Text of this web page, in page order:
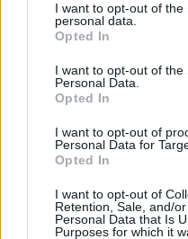
not limited to your visit or
grant or deny consent to
use your data for below
consent section.
I want to opt-out of the
personal data.
Opted In
I want to opt-out of the
Personal Data.
Opted In
I want to opt-out of
Personal Data for
Opted In
I want to opt-out of
Retention, Sale, and/
Personal Data that Is
Purposes for which it